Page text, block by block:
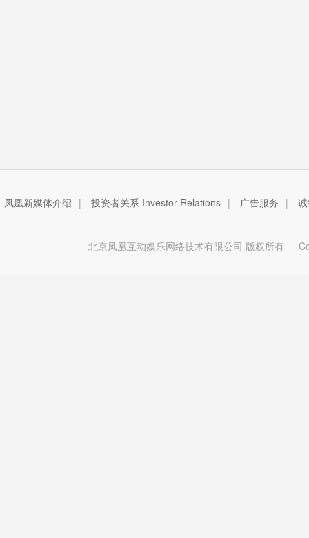
凤凰新媒体介绍 | 投资者关系 Investor Relations | 广告服务 |
北京凤凰互动娱乐网络技术有限公司 版权所有